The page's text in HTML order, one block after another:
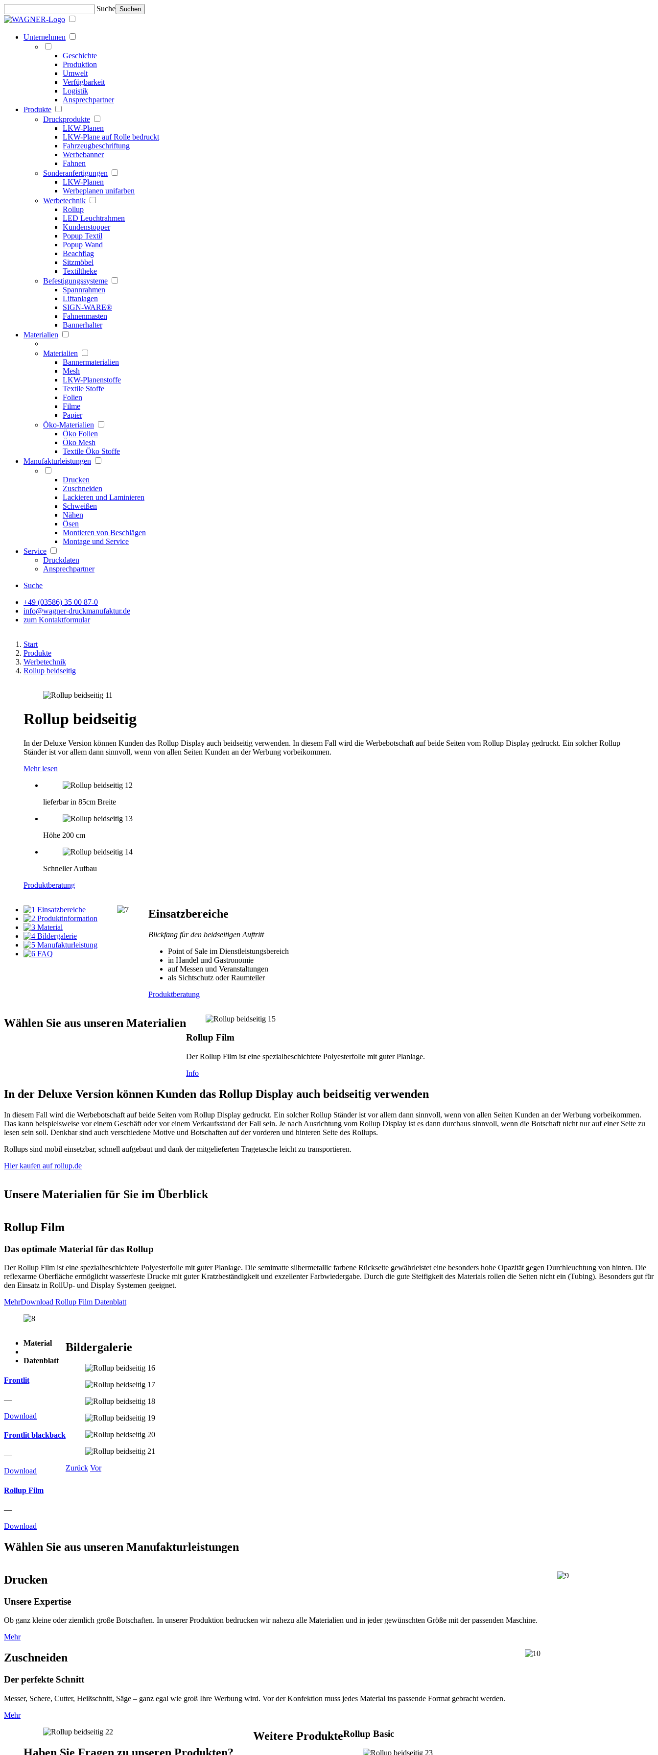
Suche Suchen
Unternehmen
Geschichte
Produktion
Umwelt
Verfügbarkeit
Logistik
Ansprechpartner
Produkte
Druckprodukte
LKW-Planen
LKW-Plane auf Rolle bedruckt
Fahrzeugbeschriftung
Werbebanner
Fahnen
Sonderanfertigungen
LKW-Planen
Werbeplanen unifarben
Werbetechnik
Rollup
LED Leuchtrahmen
Kundenstopper
Popup Textil
Popup Wand
Beachflag
Sitzmöbel
Textiltheke
Befestigungssysteme
Spannrahmen
Liftanlagen
SIGN-WARE®
Fahnenmasten
Bannerhalter
Materialien
Materialien
Bannermaterialien
Mesh
LKW-Planenstoffe
Textile Stoffe
Folien
Filme
Papier
Öko-Materialien
Öko Folien
Öko Mesh
Textile Öko Stoffe
Manufakturleistungen
Drucken
Zuschneiden
Lackieren und Laminieren
Schweißen
Nähen
Ösen
Montieren von Beschlägen
Montage und Service
Service
Druckdaten
Ansprechpartner
Suche
+49 (03586) 35 00 87-0
info@wagner-druckmanufaktur.de
zum Kontaktformular
Start
Produkte
Werbetechnik
Rollup beidseitig
Rollup beidseitig
In der Deluxe Version können Kunden das Rollup Display auch beidseitig verwenden. In diesem Fall wird die Werbebotschaft auf beide Seiten vom Rollup Display gedruckt. Ein solcher Rollup
Ständer ist vor allem dann sinnvoll, wenn von allen Seiten Kunden an der Werbung vorbeikommen.
Mehr lesen
lieferbar in 85cm Breite
Höhe 200 cm
Schneller Aufbau
Produktberatung
Einsatzbereiche
Produktinformation
Material
Bildergalerie
Manufakturleistung
FAQ
Einsatzbereiche
Blickfang für den beidseitigen Auftritt
Point of Sale im Dienstleistungsbereich
in Handel und Gastronomie
auf Messen und Veranstaltungen
als Sichtschutz oder Raumteiler
Produktberatung
Wählen Sie aus unseren Materialien
Rollup Film
Der Rollup Film ist eine spezialbeschichtete Polyesterfolie mit guter Planlage.
Info
In der Deluxe Version können Kunden das Rollup Display auch beidseitig verwenden
In diesem Fall wird die Werbebotschaft auf beide Seiten vom Rollup Display gedruckt. Ein solcher Rollup Ständer ist vor allem dann sinnvoll, wenn von allen Seiten Kunden an der Werbung vorbeikommen.
Das kann beispielsweise vor einem Geschäft oder vor einem Verkaufsstand der Fall sein. Je nach Ausrichtung vom Rollup Display ist es dann durchaus sinnvoll, wenn die Botschaft nicht nur auf einer Seite zu
lesen sein soll. Denkbar sind auch verschiedene Motive und Botschaften auf der vorderen und hinteren Seite des Rollups.
Rollups sind mobil einsetzbar, schnell aufgebaut und dank der mitgelieferten Tragetasche leicht zu transportieren.
Hier kaufen auf rollup.de
Unsere Materialien für Sie im Überblick
Rollup Film
Das optimale Material für das Rollup
Der Rollup Film ist eine spezialbeschichtete Polyesterfolie mit guter Planlage. Die semimatte silbermetallic farbene Rückseite gewährleistet eine besonders hohe Opazität gegen Durchleuchtung von hinten. Die
reflexarme Oberfläche ermöglicht wasserfeste Drucke mit guter Kratzbeständigkeit und exzellenter Farbwiedergabe. Durch die gute Steifigkeit des Materials rollen die Seiten nicht ein (Tubing). Besonders gut für
den Einsatz in RollUp- und Display Systemen geeignet.
MehrDownload Rollup Film Datenblatt
Material
Datenblatt
Frontlit
—
Download
Frontlit blackback
—
Download
Rollup Film
—
Download
Bildergalerie
Zurück Vor
Wählen Sie aus unseren Manufakturleistungen
Drucken
Unsere Expertise
Ob ganz kleine oder ziemlich große Botschaften. In unserer Produktion bedrucken wir nahezu alle Materialien und in jeder gewünschten Größe mit der passenden Maschine.
Mehr
Zuschneiden
Der perfekte Schnitt
Messer, Schere, Cutter, Heißschnitt, Säge – ganz egal wie groß Ihre Werbung wird. Vor der Konfektion muss jedes Material ins passende Format gebracht werden.
Mehr
Haben Sie Fragen zu unseren Produkten?
Weitere ProdukteRollup Basic